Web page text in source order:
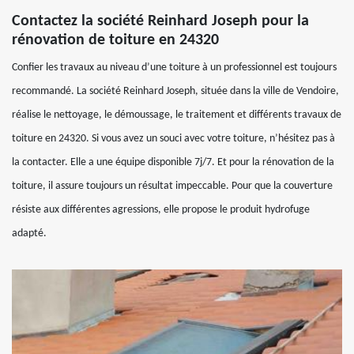
Contactez la société Reinhard Joseph pour la
rénovation de toiture en 24320
Confier les travaux au niveau d’une toiture à un professionnel est toujours
recommandé. La société Reinhard Joseph, située dans la ville de Vendoire,
réalise le nettoyage, le démoussage, le traitement et différents travaux de
toiture en 24320. Si vous avez un souci avec votre toiture, n’hésitez pas à
la contacter. Elle a une équipe disponible 7j/7. Et pour la rénovation de la
toiture, il assure toujours un résultat impeccable. Pour que la couverture
résiste aux différentes agressions, elle propose le produit hydrofuge
adapté.